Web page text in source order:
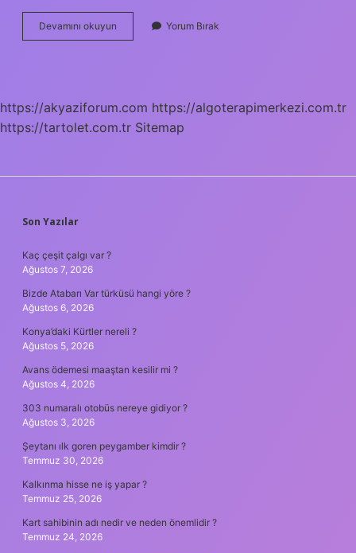
Devamını okuyun
Esirgeme
Yorum Bırak
https://akyaziforum.com https://algoterapimerkezi.com.tr
https://tartolet.com.tr Sitemap
SIDEBAR
Son Yazılar
Kaç çeşit çalgı var ?
Ağustos 7, 2026
Bizde Atabarı Var türküsü hangi yöre ?
Ağustos 6, 2026
Konya’daki Kürtler nereli ?
Ağustos 5, 2026
Avans ödemesi maaştan kesilir mi ?
Ağustos 4, 2026
303 numaralı otobüs nereye gidiyor ?
Ağustos 3, 2026
Şeytanı ılk goren peygamber kimdir ?
Temmuz 30, 2026
Kalkınma hisse ne iş yapar ?
Temmuz 25, 2026
Kart sahibinin adı nedir ve neden önemlidir ?
Temmuz 24, 2026